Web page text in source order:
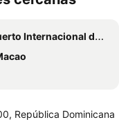
Internacional de Punta Cana
República Dominicana